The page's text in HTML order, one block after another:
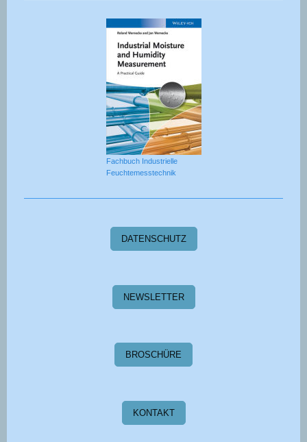
Fachbuch Industrielle
Feuchtemesstechnik
DATENSCHUTZ
NEWSLETTER
BROSCHÜRE
KONTAKT